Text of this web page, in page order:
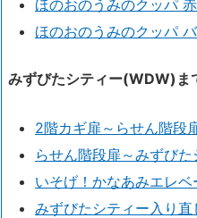
ほのおのうみのクッパ
ほのおのうみのクッパ
みずびたシティー(WDW)ま
2階カギ扉～らせん階段
らせん階段扉～みずび
いそげ！かなあみエレベ
みずびたシティー入り直